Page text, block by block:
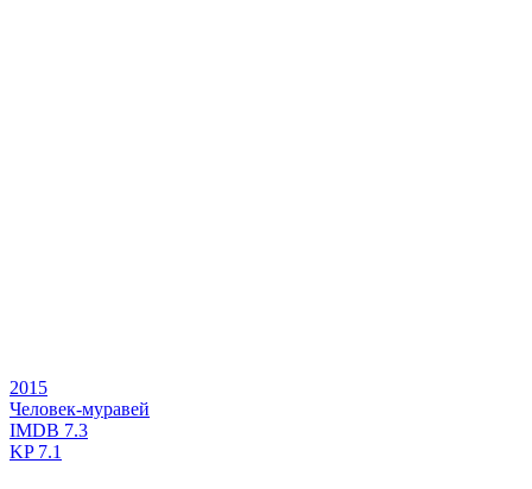
2015
Человек-муравей
IMDB 7.3
KP7.1